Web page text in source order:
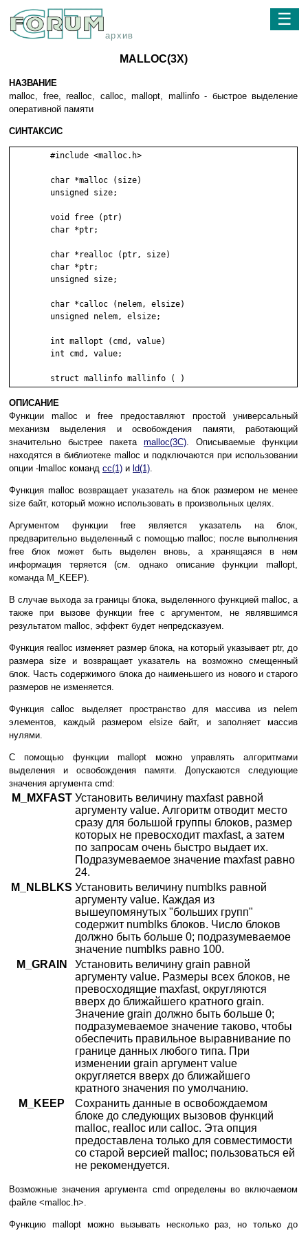
архив
☰
MALLOC(3X)
НАЗВАНИЕ
malloc, free, realloc, calloc, mallopt, mallinfo - быстрое выделение
оперативной памяти
СИНТАКСИС
ОПИСАНИЕ
Функции malloc и free предоставляют простой универсальный
механизм выделения и освобождения памяти, работающий
значительно быстрее пакета malloc(3C). Описываемые функции
находятся в библиотеке malloc и подключаются при использовании
опции -lmalloc команд cc(1) и ld(1).
Функция malloc возвращает указатель на блок размером не менее
size байт, который можно использовать в произвольных целях.
Аргументом функции free является указатель на блок,
предварительно выделенный с помощью malloc; после выполнения
free блок может быть выделен вновь, а хранящаяся в нем
информация теряется (см. однако описание функции mallopt,
команда M_KEEP).
В случае выхода за границы блока, выделенного функцией malloc, а
также при вызове функции free с аргументом, не являвшимся
результатом malloc, эффект будет непредсказуем.
Функция realloc изменяет размер блока, на который указывает ptr, до
размера size и возвращает указатель на возможно смещенный
блок. Часть содержимого блока до наименьшего из нового и старого
размеров не изменяется.
Функция calloc выделяет пространство для массива из nelem
элементов, каждый размером elsize байт, и заполняет массив
нулями.
С помощью функции mallopt можно управлять алгоритмами
выделения и освобождения памяти. Допускаются следующие
значения аргумента cmd:
M_MXFAST Установить величину maxfast равной
аргументу value. Алгоритм отводит место
сразу для большой группы блоков, размер
которых не превосходит maxfast, а затем
по запросам очень быстро выдает их.
Подразумеваемое значение maxfast равно
24.
M_NLBLKS Установить величину numblks равной
аргументу value. Каждая из
вышеупомянутых "больших групп"
содержит numblks блоков. Число блоков
должно быть больше 0; подразумеваемое
значение numblks равно 100.
M_GRAIN
Установить величину grain равной
аргументу value. Размеры всех блоков, не
превосходящие maxfast, округляются
вверх до ближайшего кратного grain.
Значение grain должно быть больше 0;
подразумеваемое значение таково, чтобы
обеспечить правильное выравнивание по
границе данных любого типа. При
изменении grain аргумент value
округляется вверх до ближайшего
кратного значения по умолчанию.
M_KEEP
Сохранить данные в освобождаемом
блоке до следующих вызовов функций
malloc, realloc или calloc. Эта опция
предоставлена только для совместимости
со старой версией malloc; пользоваться ей
не рекомендуется.
Возможные значения аргумента cmd определены во включаемом
файле <malloc.h>.
Функцию mallopt можно вызывать несколько раз, но только до